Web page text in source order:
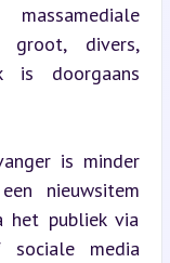
groot, divers,
is doorgaans
is minder
nieuwsitem
het publiek via
sociale media